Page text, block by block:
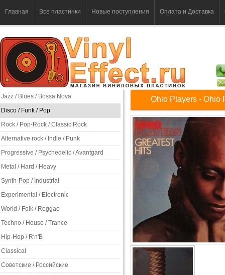
Главная Все пластинки Новые поступления Оплата и Доставка
Jazz / Blues / Bossa Nova
Disco / Funk / Pop
Rock / Pop-Rock / Classic Rock
Alternative rock / Indie / Punk
Progressive / Psychedelic / Avantgard
Metal / Hard / Heavy
Synth-Pop / Industrial
Experimental / Electronic
World / Folk / Reggae
Techno / House / Trance
Hip-Hop / R'n'B
Classical
Советские / Российские
Ohio Players - Ohio